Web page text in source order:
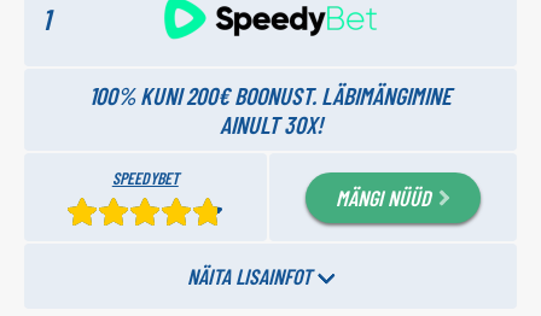
1
100% KUNI 200€ BOONUST. LÄBIMÄNGIMINE
AINULT 30X!
SPEEDYBET
MÄNGI NÜÜD
NÄITA LISAINFOT